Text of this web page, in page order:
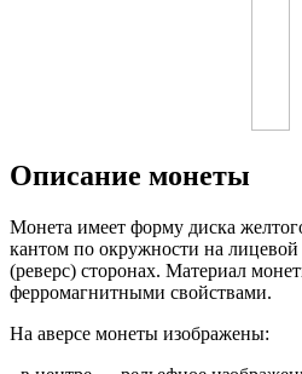
Описание монеты
Монета имеет форму диска
кантом по окружности на лицевой
(реверс) сторонах. Материал
ферромагнитными свойствами.
На аверсе монеты изображены: